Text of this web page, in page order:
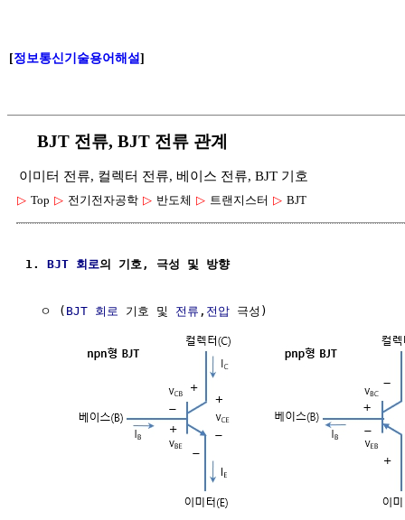
[정보통신기술용어해설]
BJT 전류, BJT 전류 관계
이미터 전류, 컬렉터 전류, 베이스 전류, BJT 기호
▷ Top ▷ 전기전자공학 ▷ 반도체 ▷ 트랜지스터 ▷ BJT
1. BJT 회로의 기호, 극성 및 방향
  ㅇ (
BJT 회로 기호 및 전류 , 전압 극성)